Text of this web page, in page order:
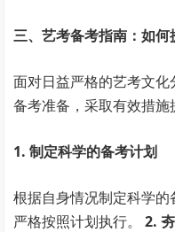
三、艺考备考指南：如
面对日益严格的艺考文
备考准备，采取有效措施
1. 制定科学的备考计划
根据自身情况制定科学
严格按照计划执行。2.